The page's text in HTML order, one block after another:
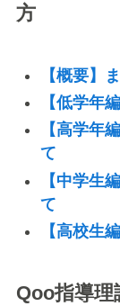
方
【概要】
【低学年
【高学年
て
【中学生
て
【高校生
Qoo指導理